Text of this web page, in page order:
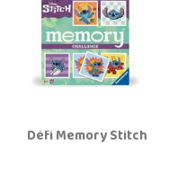
Défi Memory Stitch